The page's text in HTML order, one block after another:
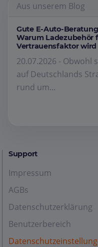
Aus unserem Blog
Gute E-Auto-
Warum Ladezubehör
Vertrauensfaktor wird
20.07.2026 - Obwohl
auf Deutschlands
rund um...
Support
Impressum
AGBs
Datenschutzerklärung
Benutzerbereich